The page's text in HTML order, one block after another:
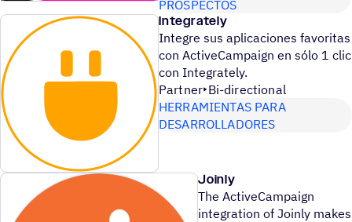
PROSPECTOS
Integrately
Integre sus aplicaciones favoritas
con ActiveCampaign en sólo 1 clic
con Integrately.
Partner Bi-directional
HERRAMIENTAS PARA
DESARROLLADORES
Joinly
The ActiveCampaign
integration of Joinly makes